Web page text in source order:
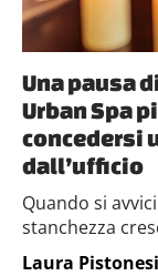
Una pausa
Urban Spa
concedersi
dall’ufficio
Quando si
stanchezza
Laura Pistonesi